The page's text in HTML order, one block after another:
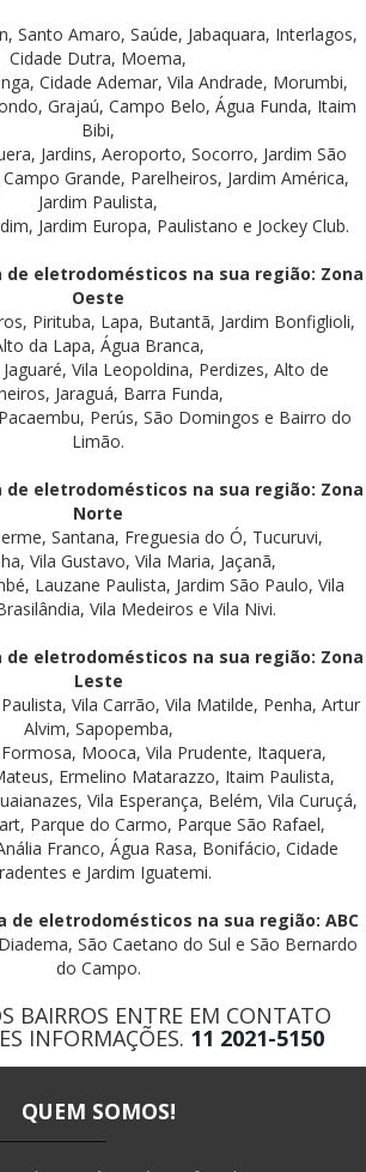
Santo Amaro, Saúde, Jabaquara, Interlagos,
Cidade Dutra, Moema,
Cidade Ademar, Vila Andrade, Morumbi,
Grajaú, Campo Belo, Água Funda, Itaim
Bibi,
Jardins, Aeroporto, Socorro, Jardim São
Grande, Parelheiros, Jardim América,
Jardim Paulista,
Jardim Europa, Paulistano e Jockey Club.
eletrodomésticos na sua região: Zona
Oeste
Pirituba, Lapa, Butantã, Jardim Bonfiglioli,
da Lapa, Água Branca,
Vila Leopoldina, Perdizes, Alto de
Jaraguá, Barra Funda,
Perús, São Domingos e Bairro do
Limão.
eletrodomésticos na sua região: Zona
Norte
Santana, Freguesia do Ó, Tucuruvi,
Vila Gustavo, Vila Maria, Jaçanã,
Lauzane Paulista, Jardim São Paulo, Vila
Vila Medeiros e Vila Nivi.
eletrodomésticos na sua região: Zona
Leste
Vila Carrão, Vila Matilde, Penha, Artur
Alvim, Sapopemba,
Mooca, Vila Prudente, Itaquera,
Ermelino Matarazzo, Itaim Paulista,
Vila Esperança, Belém, Vila Curuçá,
Parque do Carmo, Parque São Rafael,
Franco, Água Rasa, Bonifácio, Cidade
e Jardim Iguatemi.
de eletrodomésticos na sua região: ABC
São Caetano do Sul e São Bernardo
do Campo.
BAIRROS ENTRE EM CONTATO
INFORMAÇÕES. 11 2021-5150
QUEM SOMOS!